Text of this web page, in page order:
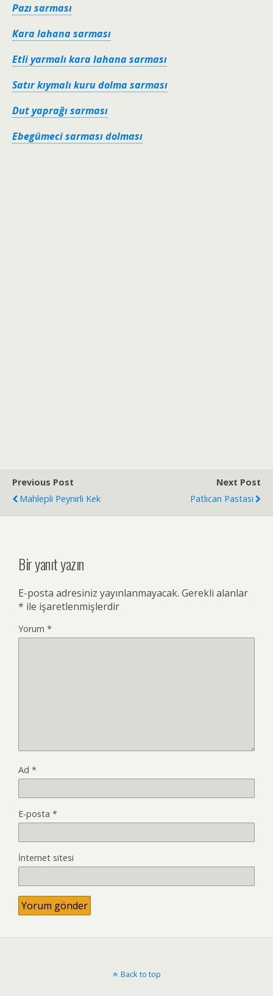
Pazı sarması
Kara lahana sarması
Etli yarmalı kara lahana sarması
Satır kıymalı kuru dolma sarması
Dut yaprağı sarması
Ebegümeci sarması dolması
Previous Post
Mahlepli Peynirli Kek
Next Post
Patlıcan Pastası
Bir yanıt yazın
E-posta adresiniz yayınlanmayacak. Gerekli alanlar
* ile işaretlenmişlerdir
Yorum *
Ad *
E-posta *
İnternet sitesi
Back to top